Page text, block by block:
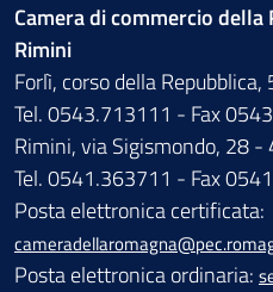
Camera di commercio
Rimini
Forlì, corso della
Tel. 0543.713111 - Fax
Rimini, via Sigismondo, 28 -
Tel. 0541.363711 - Fax
Posta elettronica certificata:
Posta elettronica ordinaria: